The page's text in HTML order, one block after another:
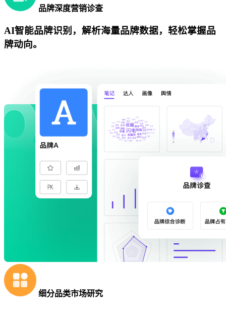
品牌深度营销诊查
AI智能品牌识别，解析海量品牌数据，轻松掌握品
牌动向。
细分品类市场研究